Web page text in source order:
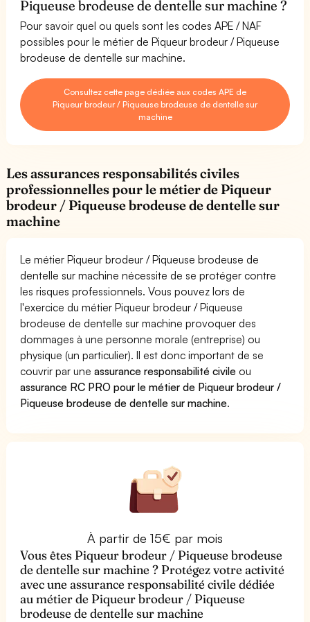
Piqueuse brodeuse de dentelle sur machine ?
Pour savoir quel ou quels sont les codes APE / NAF
possibles pour le métier de Piqueur brodeur / Piqueuse
brodeuse de dentelle sur machine.
Consultez cette page dédiée aux codes APE de
Piqueur brodeur / Piqueuse brodeuse de dentelle sur
machine
Les assurances responsabilités civiles
professionnelles pour le métier de Piqueur
brodeur / Piqueuse brodeuse de dentelle sur
machine
Le métier Piqueur brodeur / Piqueuse brodeuse de
dentelle sur machine nécessite de se protéger contre
les risques professionnels. Vous pouvez lors de
l'exercice du métier Piqueur brodeur / Piqueuse
brodeuse de dentelle sur machine provoquer des
dommages à une personne morale (entreprise) ou
physique (un particulier). Il est donc important de se
couvrir par uneassurance responsabilité civile ou
assurance RC PRO pour le métier de Piqueur brodeur /
Piqueuse brodeuse de dentelle sur machine.
À partir de 15€ par mois
Vous êtes Piqueur brodeur / Piqueuse brodeuse
de dentelle sur machine ? Protégez votre activité
avec une assurance responsabilité civile dédiée
au métier de Piqueur brodeur / Piqueuse
brodeuse de dentelle sur machine